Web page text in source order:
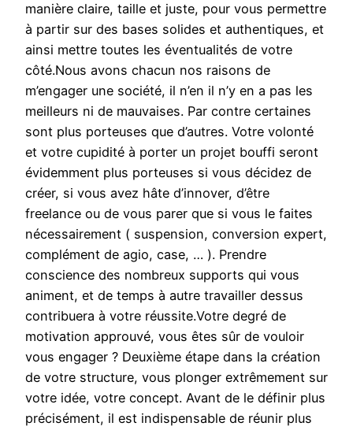
manière claire, taille et juste, pour vous permettre
à partir sur des bases solides et authentiques, et
ainsi mettre toutes les éventualités de votre
côté.Nous avons chacun nos raisons de
m’engager une société, il n’en il n’y en a pas les
meilleurs ni de mauvaises. Par contre certaines
sont plus porteuses que d’autres. Votre volonté
et votre cupidité à porter un projet bouffi seront
évidemment plus porteuses si vous décidez de
créer, si vous avez hâte d’innover, d’être
freelance ou de vous parer que si vous le faites
nécessairement ( suspension, conversion expert,
complément de agio, case, … ). Prendre
conscience des nombreux supports qui vous
animent, et de temps à autre travailler dessus
contribuera à votre réussite.Votre degré de
motivation approuvé, vous êtes sûr de vouloir
vous engager ? Deuxième étape dans la création
de votre structure, vous plonger extrêmement sur
votre idée, votre concept. Avant de le définir plus
précisément, il est indispensable de réunir plus